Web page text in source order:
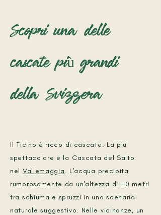
Scopri una delle
cascate più grandi
della Svizzera
Il Ticino è ricco di cascate. La più
spettacolare è la Cascata del Salto
nel Vallemaggia. L'acqua precipita
rumorosamente da un'altezza di 110 metri
tra schiuma e spruzzi in uno scenario
naturale suggestivo. Nelle vicinanze, un